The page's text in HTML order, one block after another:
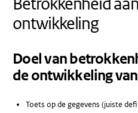
ontwikkeling
Doel van
de ontwikkeling
Toets op de gegevens (juiste